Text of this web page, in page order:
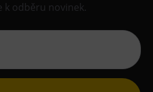
k odběru novinek.